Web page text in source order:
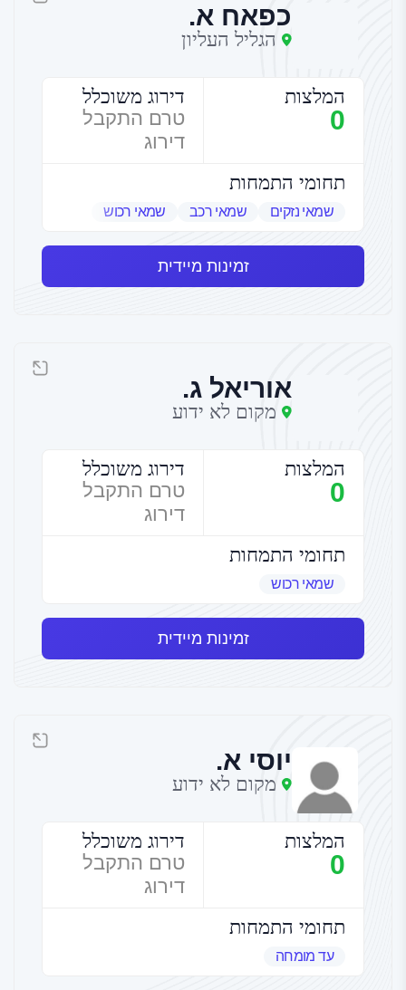
כפאח א.
הגליל העליון
המלצות
0
דירוג משוכלל
טרם התקבל
דירוג
תחומי התמחות
שמאי נזקים שמאי רכב שמאי רכוש
זמינות מיידית
אוריאל ג.
מקום לא ידוע
המלצות
0
דירוג משוכלל
טרם התקבל
דירוג
תחומי התמחות
שמאי רכוש
זמינות מיידית
יוסי א.
מקום לא ידוע
המלצות
0
דירוג משוכלל
טרם התקבל
דירוג
תחומי התמחות
עד מומחה